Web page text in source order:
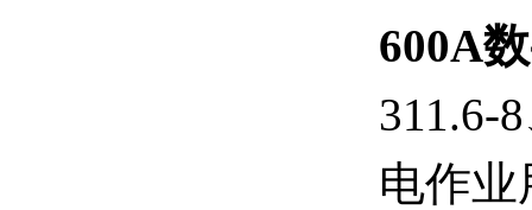
600A
311.6-
电作业